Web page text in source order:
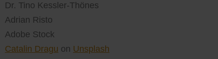
Dr. Tino Kessler-Thönes
Adrian Risto
Adobe Stock
Catalin Dragu on Unsplash